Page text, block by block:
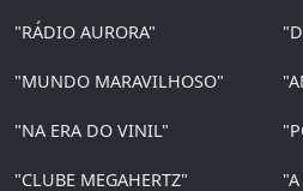
"RÁDIO AURORA"
"MUNDO MARAVILHOSO"
"NA ERA DO VINIL"
"CLUBE MEGAHERTZ"